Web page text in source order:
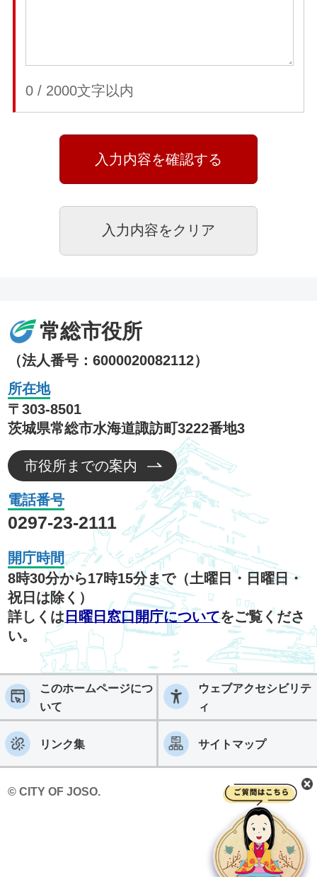
0 / 2000文字以内
常総市役所
（法人番号：6000020082112）
所在地
〒303-8501
茨城県常総市水海道諏訪町3222番地3
市役所までの案内
電話番号
0297-23-2111
開庁時間
8時30分から17時15分まで（土曜日・日曜日・
祝日は除く）
詳しくは 日曜日窓口開庁についてをご覧くださ
い。
このホームページにつ
いて
ウェブアクセシビリテ
ィ
リンク集 サイトマップ
© CITY OF JOSO.